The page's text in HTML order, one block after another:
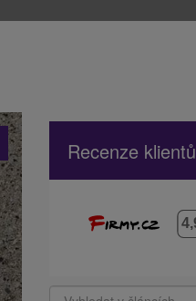
Recenze klientů